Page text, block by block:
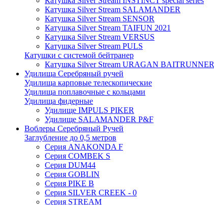
Катушка Silver Stream SALAMANDER
Катушка Silver Stream SENSOR
Катушка Silver Stream TAIFUN 2021
Катушка Silver Stream VERSUS
Катушка Silver Stream PULS
Катушки с системой бейтранер
Катушка Silver Stream URAGAN BAITRUNNER
Удилища Серебряный ручей
Удилища карповые телескопические
Удилища поплавочные с кольцами
Удилища фидерные
Удилище IMPULS PIKER
Удилище SALAMANDER P&F
Воблеры Серебряный Ручей
Заглубление до 0,5 метров
Серия ANAKONDA F
Серия COMBEK S
Серия DUM44
Серия GOBLIN
Серия PIKE B
Серия SILVER CREEK - 0
Серия STREAM